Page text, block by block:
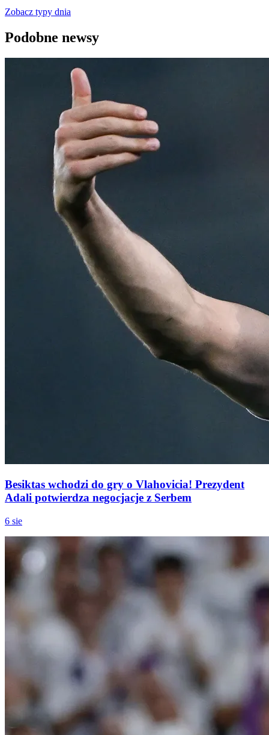
Zobacz typy dnia
Podobne newsy
Besiktas wchodzi do gry o Vlahovicia! Prezydent
Adali potwierdza negocjacje z Serbem
6 sie